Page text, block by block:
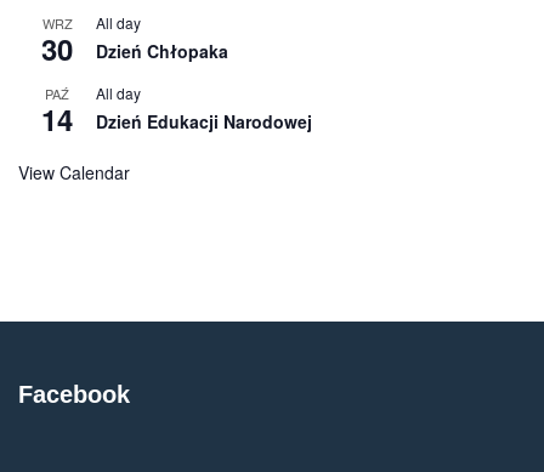
WRZ
30
All day
Dzień Chłopaka
PAŹ
14
All day
Dzień Edukacji Narodowej
View Calendar
Facebook